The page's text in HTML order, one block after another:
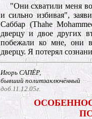
"Они схватили меня
и сильно избивая",
Саббар (Thahe
дверцу и двое других
побежали ко мне, они
дверцу. Я потерял
Игорь САПЁР,
бывший политзаключённый
доб.11.12.05г.